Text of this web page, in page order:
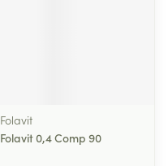
Folavit
Folavit 0,4 Comp 90